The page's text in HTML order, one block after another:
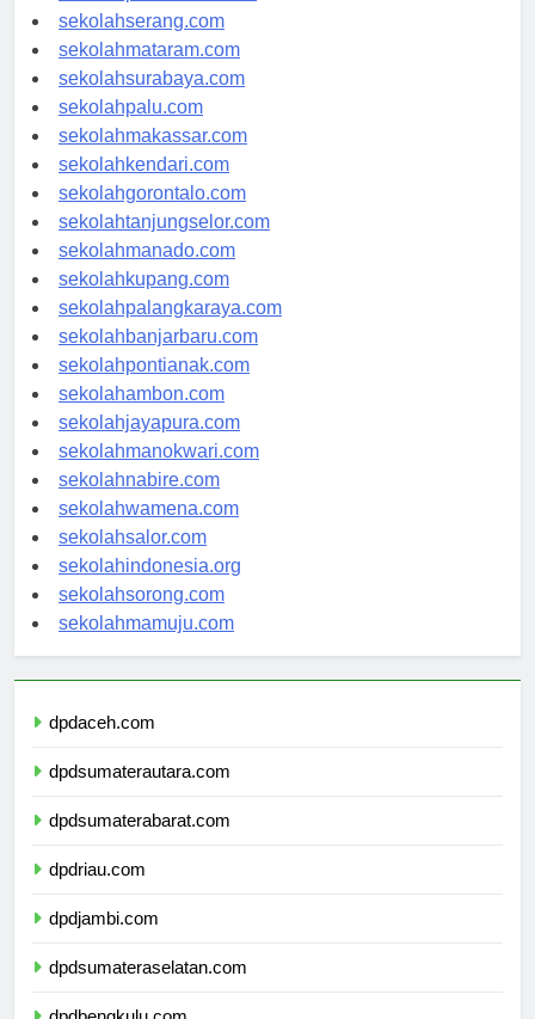
sekolahpekanbaru.com
sekolahserang.com
sekolahmataram.com
sekolahsurabaya.com
sekolahpalu.com
sekolahmakassar.com
sekolahkendari.com
sekolahgorontalo.com
sekolahtanjungselor.com
sekolahmanado.com
sekolahkupang.com
sekolahpalangkaraya.com
sekolahbanjarbaru.com
sekolahpontianak.com
sekolahambon.com
sekolahjayapura.com
sekolahmanokwari.com
sekolahnabire.com
sekolahwamena.com
sekolahsalor.com
sekolahindonesia.org
sekolahsorong.com